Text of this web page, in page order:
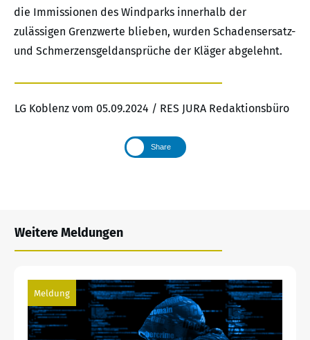
die Immissionen des Windparks innerhalb der
zulässigen Grenzwerte blieben, wurden Schadensersatz-
und Schmerzensgeldansprüche der Kläger abgelehnt.
LG Koblenz vom 05.09.2024 / RES JURA Redaktionsbüro
Share
Weitere Meldungen
Meldung